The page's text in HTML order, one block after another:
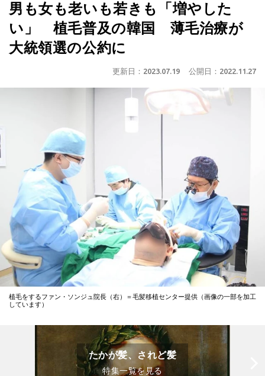
男も女も老いも若きも「増やした
い」 植毛普及の韓国 薄毛治療が
大統領選の公約に
更新日： 2023.07.19 公開日： 2022.11.27
植毛をするファン・ソンジュ院長（右）＝毛髪移植センター提供（画像の一部を加工
しています）
たかが髪、されど髪
特集一覧を見る